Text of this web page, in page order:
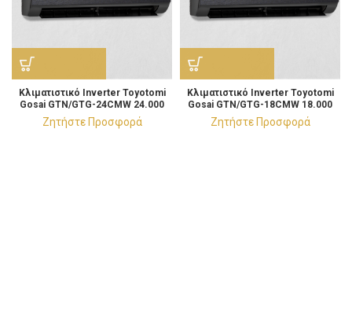
Κλιματιστικό Ιnverter Toyotomi
Gosai GTN/GTG-24CMW 24.000
BTU/h
Ζητήστε Προσφορά
Κλιματιστικό Ιnverter Toyotomi
Gosai GTN/GTG-18CMW 18.000
BTU/h
Ζητήστε Προσφορά